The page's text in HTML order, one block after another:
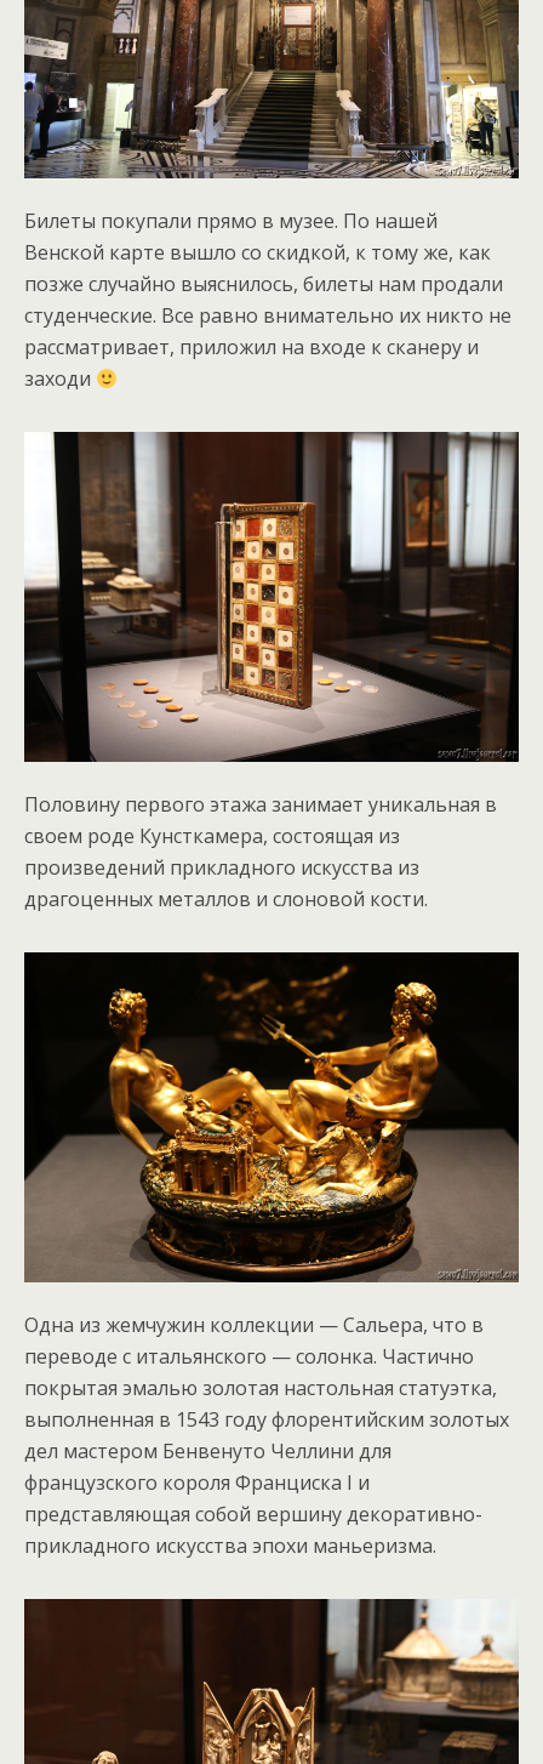
Билеты покупали прямо в музее. По нашей
Венской карте вышло со скидкой, к тому же, как
позже случайно выяснилось, билеты нам продали
студенческие. Все равно внимательно их никто не
рассматривает, приложил на входе к сканеру и
заходи
Половину первого этажа занимает уникальная в
своем роде Кунсткамера, состоящая из
произведений прикладного искусства из
драгоценных металлов и слоновой кости.
Одна из жемчужин коллекции — Сальера, что в
переводе с итальянского — солонка. Частично
покрытая эмалью золотая настольная статуэтка,
выполненная в 1543 году флорентийским золотых
дел мастером Бенвенуто Челлини для
французского короля Франциска I и
представляющая собой вершину декоративно-
прикладного искусства эпохи маньеризма.